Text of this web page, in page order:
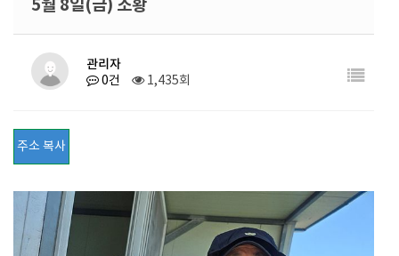
5월 8일(금) 조황
관리자
0건 1,435회
주소 복사